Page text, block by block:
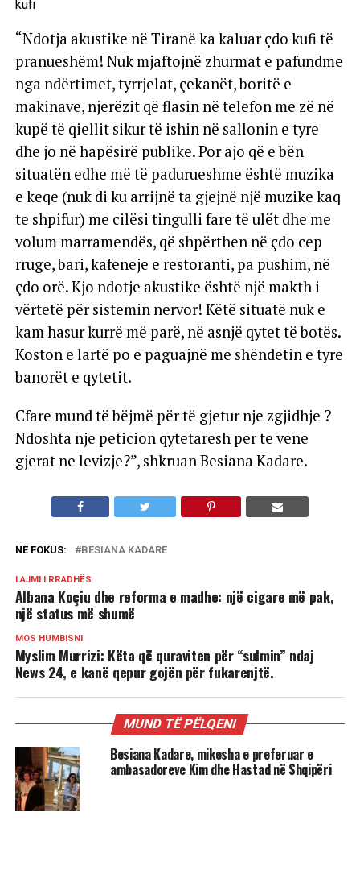
“Ndotja akustike në Tiranë ka kaluar çdo kufi të
pranueshëm! Nuk mjaftojnë zhurmat e pafundme
nga ndërtimet, tyrrjelat, çekanët, boritë e
makinave, njerëzit që flasin në telefon me zë në
kupë të qiellit sikur të ishin në sallonin e tyre
dhe jo në hapësirë publike. Por ajo që e bën
situatën edhe më të padurueshme është muzika
e keqe (nuk di ku arrijnë ta gjejnë një muzike kaq
te shpifur) me cilësi tingulli fare të ulët dhe me
volum marramendës, që shpërthen në çdo cep
rruge, bari, kafeneje e restoranti, pa pushim, në
çdo orë. Kjo ndotje akustike është një makth i
vërtetë për sistemin nervor! Këtë situatë nuk e
kam hasur kurrë më parë, në asnjë qytet të botës.
Koston e lartë po e paguajnë me shëndetin e tyre
banorët e qytetit.
Cfare mund të bëjmë për të gjetur nje zgjidhje ?
Ndoshta nje peticion qytetaresh per te vene
gjerat ne levizje?”, shkruan Besiana Kadare.
NË FOKUS: BESIANA KADARE
LAJMI I RRADHËS
Albana Koçiu dhe reforma e madhe: një cigare më pak,
një status më shumë
MOS HUMBISNI
Myslim Murrizi: Këta që quraviten për “sulmin” ndaj
News 24, e kanë qepur gojën për fukarenjtë.
MUND TË PËLQENI
Besiana Kadare, mikesha e preferuar e
ambasadoreve Kim dhe Hastad në Shqipëri